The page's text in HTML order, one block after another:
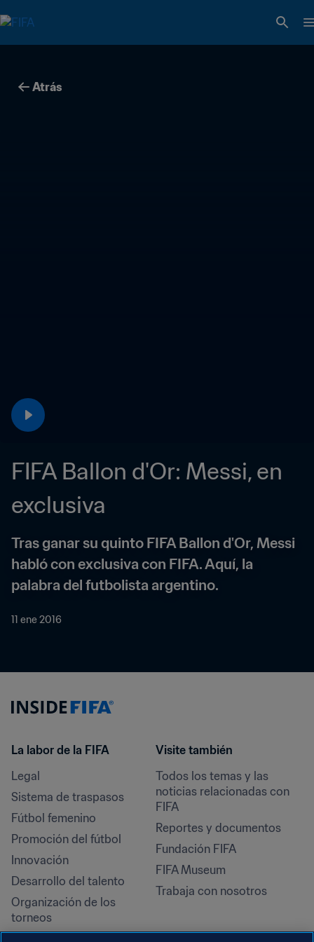
Atrás
FIFA Ballon d'Or: Messi, en
exclusiva
Tras ganar su quinto FIFA Ballon d'Or, Messi
habló con exclusiva con FIFA. Aquí, la
palabra del futbolista argentino.
11 ene 2016
La labor de la FIFA
Legal
Sistema de traspasos
Fútbol femenino
Promoción del fútbol
Innovación
Desarrollo del talento
Organización de los
torneos
Visite también
Todos los temas y las
noticias relacionadas con
FIFA
Reportes y documentos
Fundación FIFA
FIFA Museum
Trabaja con nosotros